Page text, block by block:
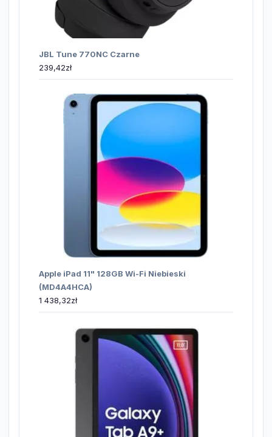
JBL Tune 770NC Czarne
239,42zł
Apple iPad 11" 128GB Wi-Fi Niebieski
(MD4A4HCA)
1 438,32zł